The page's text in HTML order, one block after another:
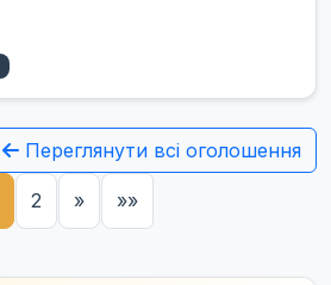
Переглянути всі оголошення
2 » »»